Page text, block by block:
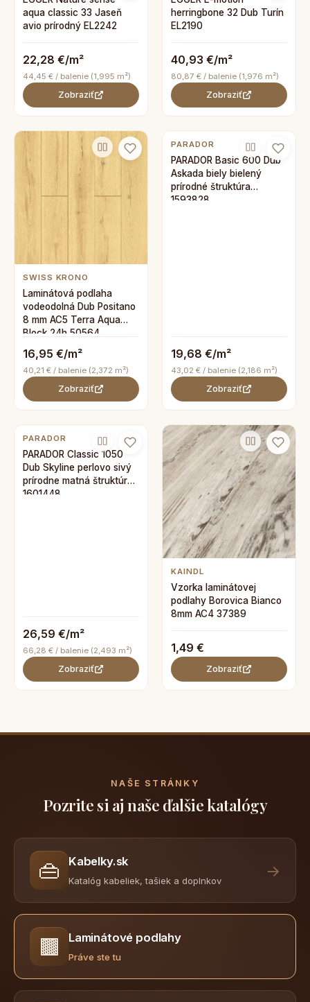
aqua classic 33 Jaseň
avio prírodný EL2242
22,28 €/m²
44,45 € / balenie (1,995 m²)
Zobraziť
herringbone 32 Dub Turín
EL2190
40,93 €/m²
80,87 € / balenie (1,976 m²)
Zobraziť
SWISS KRONO
Laminátová podlaha
vodeodolná Dub Positano
8 mm AC5 Terra Aqua
Block 24h 50564
16,95 €/m²
40,21 € / balenie (2,372 m²)
Zobraziť
PARADOR
PARADOR Basic 600 Dub
Askada biely bielený
prírodné štruktúra
1593828
19,68 €/m²
43,02 € / balenie (2,186 m²)
Zobraziť
PARADOR
PARADOR Classic 1050
Dub Skyline perlovo sivý
prírodne matná štruktúra
1601448
26,59 €/m²
66,28 € / balenie (2,493 m²)
Zobraziť
KAINDL
Vzorka laminátovej
podlahy Borovica Bianco
8mm AC4 37389
1,49 €
Zobraziť
NAŠE STRÁNKY
Pozrite si aj naše ďalšie katalógy
👜 Kabelky.sk
Katalóg kabeliek, tašiek a doplnkov
→
🟫 Laminátové podlahy
Práve ste tu